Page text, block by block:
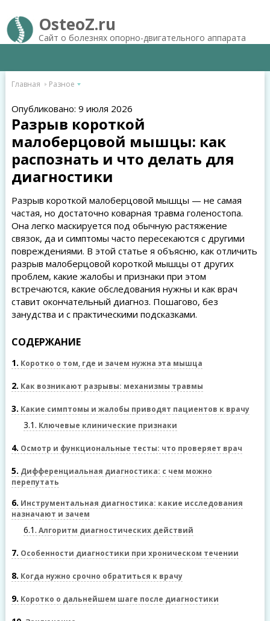
OsteoZ.ru
Сайт о болезнях опорно-двигательного аппарата
Главная Разное
Опубликовано: 9 июля 2026
Разрыв короткой
малоберцовой мышцы: как
распознать и что делать для
диагностики
Разрыв короткой малоберцовой мышцы — не самая
частая, но достаточно коварная травма голеностопа.
Она легко маскируется под обычную растяжение
связок, да и симптомы часто пересекаются с другими
повреждениями. В этой статье я объясню, как отличить
разрыв малоберцовой короткой мышцы от других
проблем, какие жалобы и признаки при этом
встречаются, какие обследования нужны и как врач
ставит окончательный диагноз. Пошагово, без
занудства и с практическими подсказками.
СОДЕРЖАНИЕ
1 Коротко о том, где и зачем нужна эта мышца
2 Как возникают разрывы: механизмы травмы
3 Какие симптомы и жалобы приводят пациентов к врачу
3.1 Ключевые клинические признаки
4 Осмотр и функциональные тесты: что проверяет врач
5 Дифференциальная диагностика: с чем можно
перепутать
6 Инструментальная диагностика: какие исследования
назначают и зачем
6.1 Алгоритм диагностических действий
7 Особенности диагностики при хроническом течении
8 Когда нужно срочно обратиться к врачу
9 Коротко о дальнейшем шаге после диагностики